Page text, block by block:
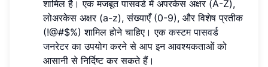
शामिल है। एक मजबूत पासवर्ड में अपरकेस अक्षर (A-Z),
लोअरकेस अक्षर (a-z), संख्याएँ (0-9), और विशेष प्रतीक
(!@#$%) शामिल होने चाहिए। एककस्टम पासवर्ड
जनरेटरका उपयोग करने से आप इन आवश्यकताओं को
आसानी से निर्दिष्ट कर सकते हैं।